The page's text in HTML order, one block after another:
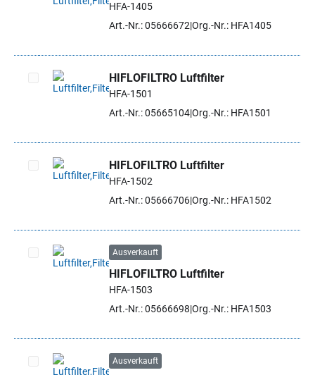
Artikel auswählen
HFA-1405
Art.-Nr.: 05666672 Org.-Nr.: HFA1405
Artikel auswählen
HIFLOFILTRO Luftfilter
HFA-1501
Art.-Nr.: 05665104Org.-Nr.: HFA1501
Artikel auswählen
HIFLOFILTRO Luftfilter
HFA-1502
Art.-Nr.: 05666706Org.-Nr.: HFA1502
Artikel auswählen
Ausverkauft
HIFLOFILTRO Luftfilter
HFA-1503
Art.-Nr.: 05666698 Org.-Nr.: HFA1503
Ausverkauft